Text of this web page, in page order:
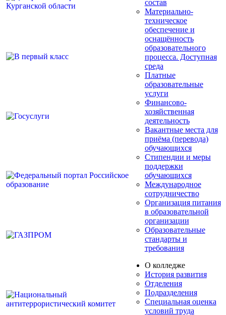
состав
Материально-
техническое
обеспечение и
оснащённость
образовательного
процесса. Доступная
среда
Платные
образовательные
услуги
Финансово-
хозяйственная
деятельность
Вакантные места для
приёма (перевода)
обучающихся
Стипендии и меры
поддержки
обучающихся
Международное
сотрудничество
Организация питания
в образовательной
организации
Образовательные
стандарты и
требования
О колледже
История развития
Отделения
Подразделения
Специальная оценка
условий труда